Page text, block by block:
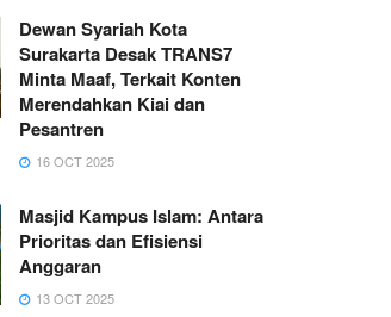
Dewan Syariah Kota
Surakarta Desak TRANS7
Minta Maaf, Terkait Konten
Merendahkan Kiai dan
Pesantren
16 OCT 2025
Masjid Kampus Islam: Antara
Prioritas dan Efisiensi
Anggaran
13 OCT 2025